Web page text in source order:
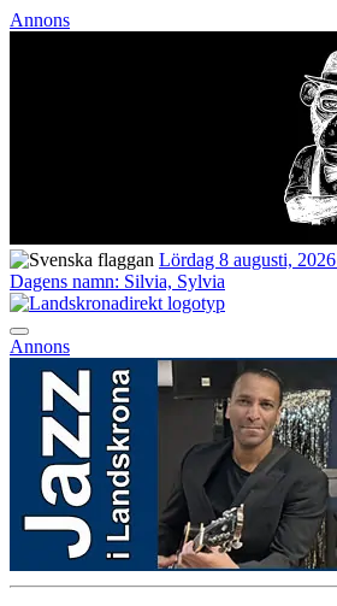
Annons
Lördag 8 augusti, 2026
Dagens namn: Silvia, Sylvia
Annons